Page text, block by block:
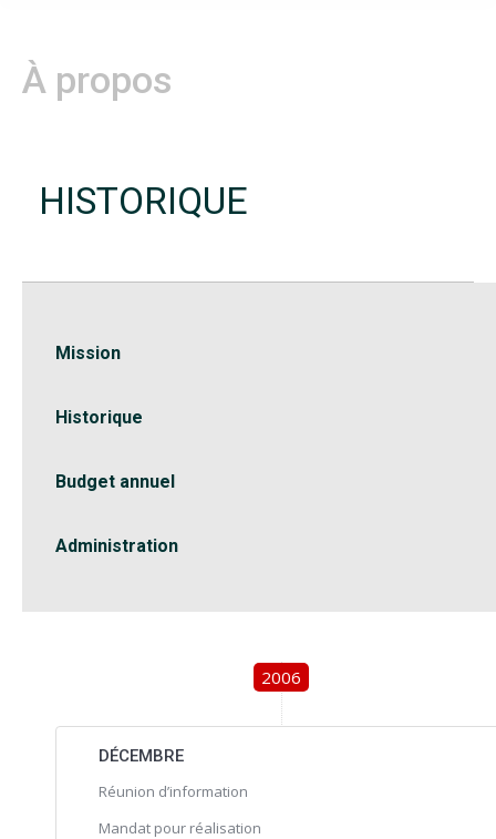
À propos
HISTORIQUE
Mission
Historique
Budget annuel
Administration
2006
DÉCEMBRE
Réunion d’information
Mandat pour réalisation